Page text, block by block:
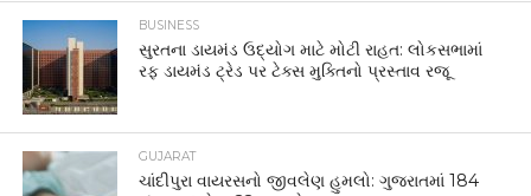
BUSINESS
સુરતના ડાયમંડ ઉદ્યોગ માટે મોટી રાહત: લોકસભામાં
રફ ડાયમંડ ટ્રેડ પર ટેક્સ મુક્તિનો પ્રસ્તાવ રજૂ
GUJARAT
ચાંદીપુરા વાયરસનો જીવલેણ હુમલો: ગુજરાતમાં 184